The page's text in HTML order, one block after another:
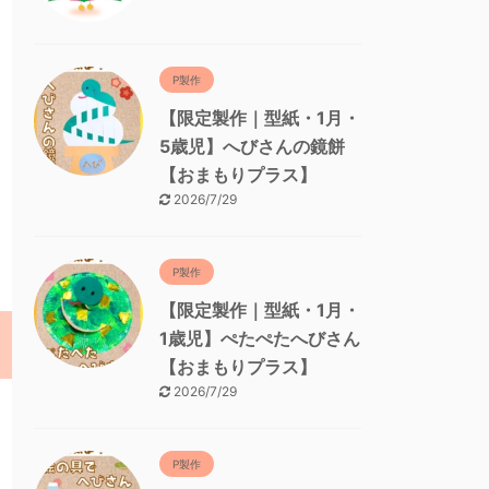
P製作
【限定製作｜型紙・1月・
5歳児】へびさんの鏡餅
【おまもりプラス】
2026/7/29
P製作
【限定製作｜型紙・1月・
1歳児】ぺたぺたへびさん
【おまもりプラス】
2026/7/29
P製作